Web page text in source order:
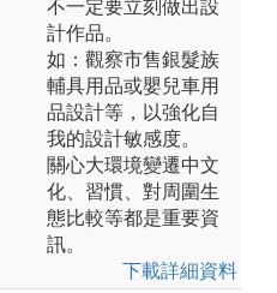
不一定要立刻做出設
計作品。
如：觀察市售銀髮族
輔具用品或嬰兒車用
品設計等，以強化自
我的設計敏感度。
關心大環境變遷中文
化、習慣、對周圍生
態比較等都是重要資
訊。
下載詳細資料